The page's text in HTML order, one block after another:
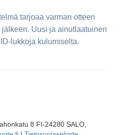
tarjoaa varman otteen
Uusi ja ainutlaatuinen
lukkoja kulumiselta.
8 FI-24280 SALO,